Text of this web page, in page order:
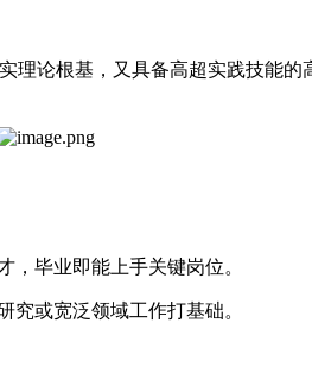
论根基，又具备高超实践技能
，毕业即能上手关键岗位。
究或宽泛领域工作打基础。